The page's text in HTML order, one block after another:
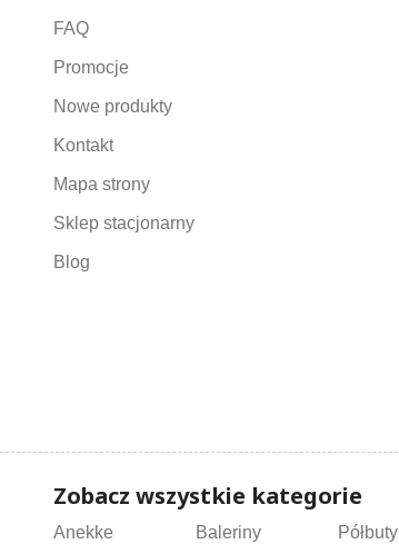
FAQ
Promocje
Nowe produkty
Kontakt
Mapa strony
Sklep stacjonarny
Blog
Zobacz wszystkie kategorie
Anekke
Baleriny
Półbuty